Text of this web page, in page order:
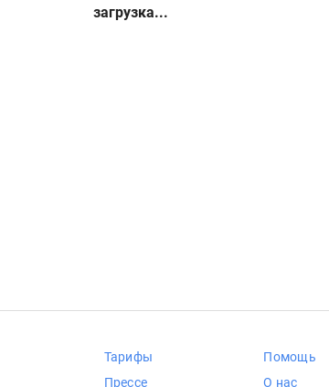
загрузка...
Тарифы
Прессе
Помощь
О нас